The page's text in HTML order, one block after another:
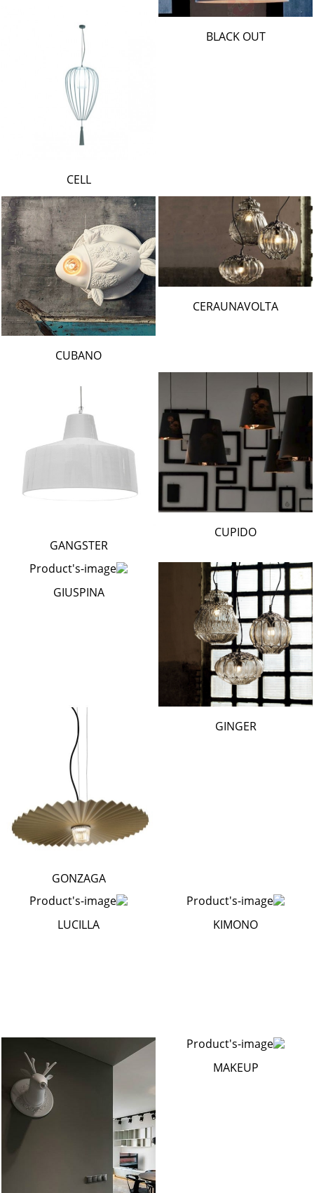
BLACK OUT
CELL
CERAUNAVOLTA
CUBANO
CUPIDO
GANGSTER
GINGER
GIUSPINA
GONZAGA
KIMONO
LUCILLA
MAKEUP